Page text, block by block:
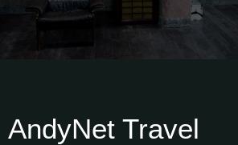
AndyNet Travel